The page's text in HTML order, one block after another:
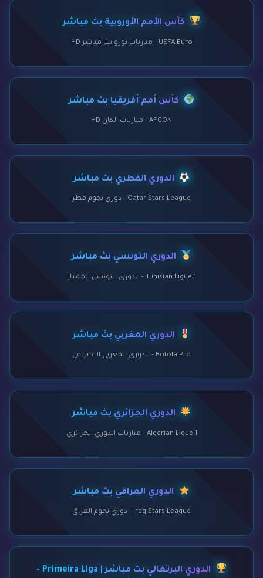
كأس الأمم الأوروبية بث مباشر
UEFA Euro - مباريات يورو بث مباشر HD
كأس أمم أفريقيا بث مباشر
AFCON - مباريات الكان HD
الدوري القطري بث مباشر
Qatar Stars League - دوري نجوم قطر
الدوري التونسي بث مباشر
Tunisian Ligue 1 - الدوري التونسي الممتاز
الدوري المغربي بث مباشر
Botola Pro - الدوري المغربي الاحترافي
الدوري الجزائري بث مباشر
Algerian Ligue 1 - مباريات الدوري الجزائري
الدوري العراقي بث مباشر
Iraq Stars League - دوري نجوم العراق
الدوري البرتغالي بث مباشر | Primeira Liga -